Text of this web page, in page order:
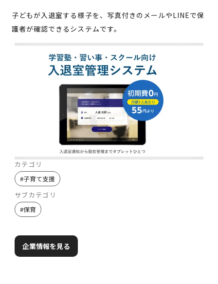
子どもが入退室する様子を、写真付きのメールやLINEで保
護者が確認できるシステムです。
カテゴリ
#子育て支援
サブカテゴリ
#保育
企業情報を見る